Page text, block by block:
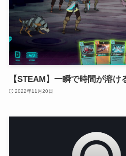
【STEAM】一瞬で時間が溶け
2022年11月20日